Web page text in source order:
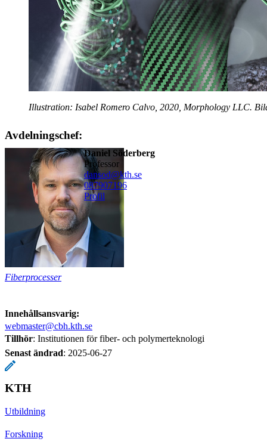
Illustration: Isabel Romero Calvo, 2020, Morphology LLC.
Avdelningschef:
Daniel Söderberg
professor
dansod@kth.se
087907196
Profil
Fiberprocesser
Innehållsansvarig:
webmaster@cbh.kth.se
Tillhör: Institutionen för fiber- och polymerteknologi
Senast ändrad: 2025-06-27
KTH
Utbildning
Forskning